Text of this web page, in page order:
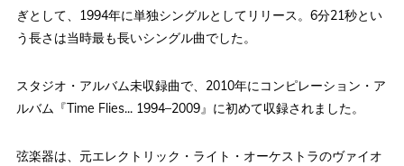
ぎとして、1994年に単独シングルとしてリリース。6分21秒とい
う長さは当時最も長いシングル曲でした。
スタジオ・アルバム未収録曲で、2010年にコンピレーション・ア
ルバム『Time Flies... 1994–2009』に初めて収録されました。
弦楽器は、元エレクトリック・ライト・オーケストラのヴァイオ